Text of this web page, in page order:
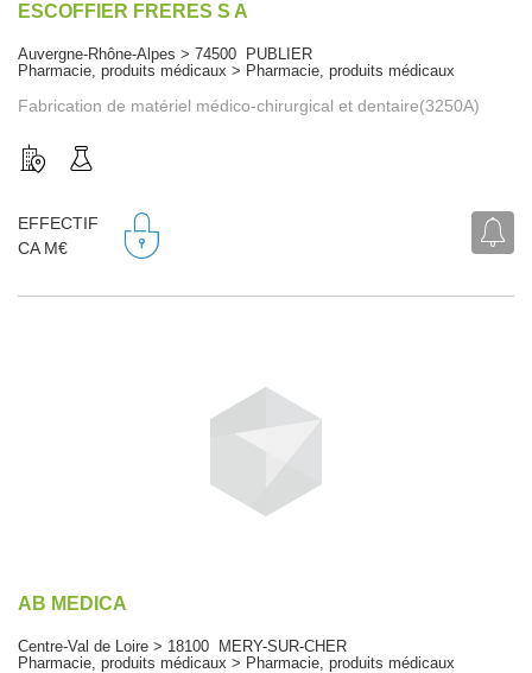
ESCOFFIER FRERES S A
Auvergne-Rhône-Alpes > 74500 PUBLIER
Pharmacie, produits médicaux > Pharmacie, produits médicaux
Fabrication de matériel médico-chirurgical et dentaire(3250A)
EFFECTIF
CA M€
AB MEDICA
Centre-Val de Loire > 18100 MERY-SUR-CHER
Pharmacie, produits médicaux > Pharmacie, produits médicaux